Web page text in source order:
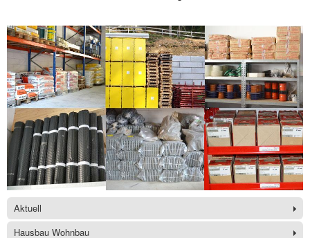
Aktuell
Hausbau Wohnbau